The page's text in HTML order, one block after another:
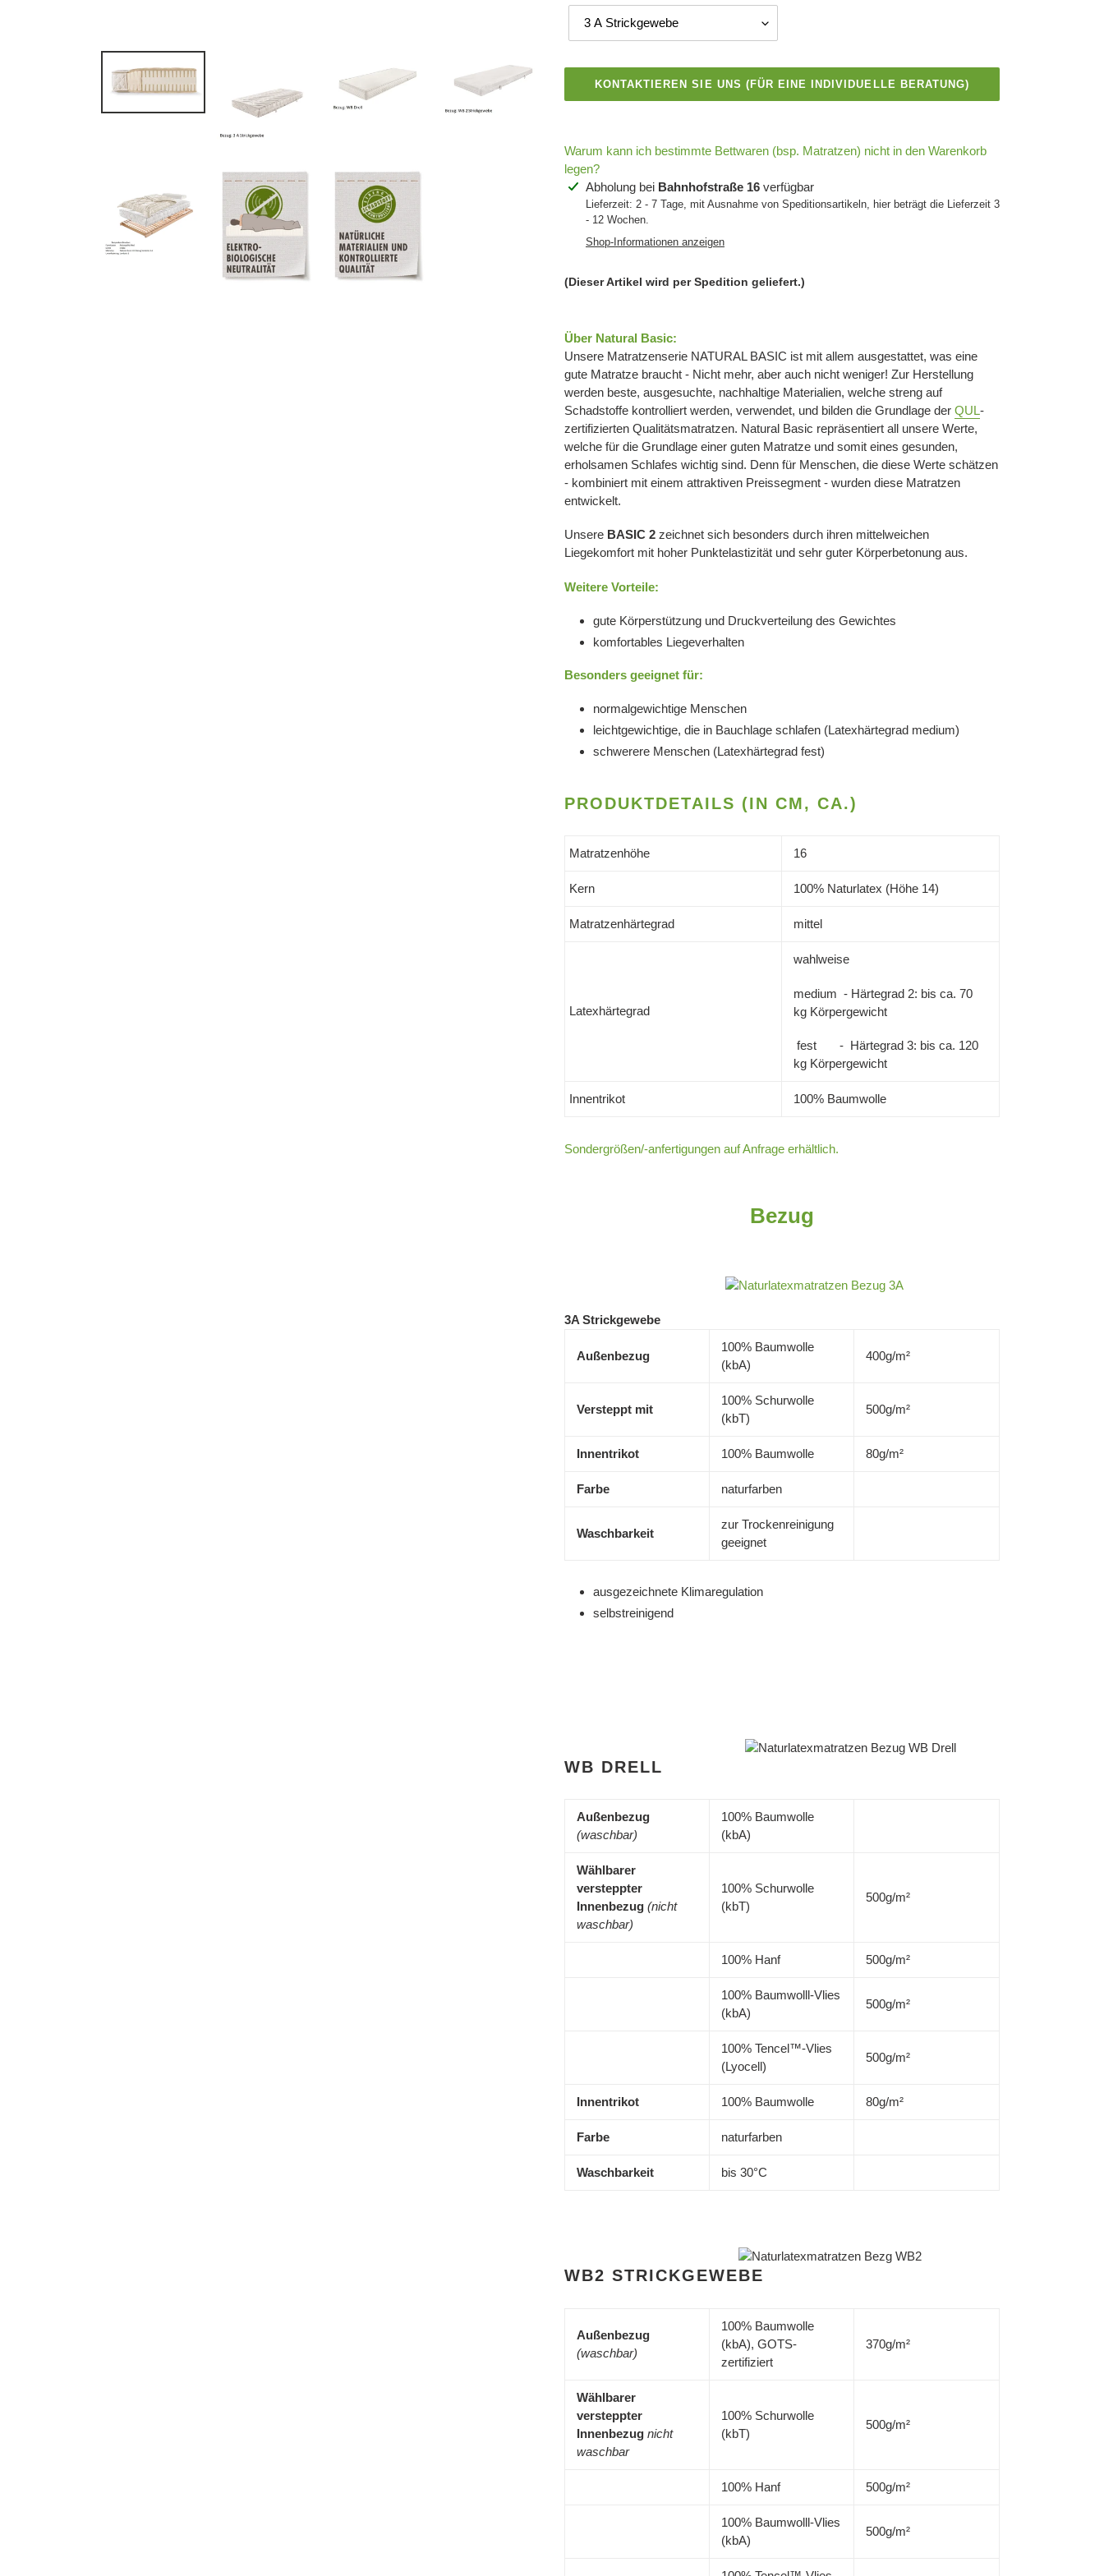
KONTAKTIEREN SIE UNS (FÜR EINE INDIVIDUELLE BERATUNG)
Warum kann ich bestimmte Bettwaren (bsp. Matratzen) nicht in den Warenkorb
legen?
IN DEN
WARENKORB
LEGEN
Produkt
zum
Warenkorb
Abholung bei Bahnhofstraße 16 verfügbar
Lieferzeit: 2 - 7 Tage, mit Ausnahme von Speditionsartikeln, hier beträgt die Lieferzeit 3
- 12 Wochen.
Shop-Informationen anzeigen
(Dieser Artikel wird per Spedition geliefert.)
Über Natural Basic:
Unsere Matratzenserie NATURAL BASIC ist mit allem ausgestattet, was eine
gute Matratze braucht - Nicht mehr, aber auch nicht weniger! Zur Herstellung
werden beste, ausgesuchte, nachhaltige Materialien, welche streng auf
Schadstoffe kontrolliert werden, verwendet, und bilden die Grundlage der QUL-
zertifizierten Qualitätsmatratzen. Natural Basic repräsentiert all unsere Werte,
welche für die Grundlage einer guten Matratze und somit eines gesunden,
erholsamen Schlafes wichtig sind. Denn für Menschen, die diese Werte schätzen
- kombiniert mit einem attraktiven Preissegment - wurden diese Matratzen
entwickelt.
Unsere BASIC 2 zeichnet sich besonders durch ihren mittelweichen
Liegekomfort mit hoher Punktelastizität und sehr guter Körperbetonung aus.
Weitere Vorteile:
gute Körperstützung und Druckverteilung des Gewichtes
komfortables Liegeverhalten
Besonders geeignet für:
normalgewichtige Menschen
leichtgewichtige, die in Bauchlage schlafen (Latexhärtegrad medium)
schwerere Menschen (Latexhärtegrad fest)
PRODUKTDETAILS (IN CM, CA.)
Matratzenhöhe 16
Kern 100% Naturlatex (Höhe 14)
Matratzenhärtegrad mittel
Latexhärtegrad
wahlweise
medium - Härtegrad 2: bis ca. 70
kg Körpergewicht
fest - Härtegrad 3: bis ca. 120
kg Körpergewicht
Innentrikot 100% Baumwolle
Sondergrößen/-anfertigungen auf Anfrage erhältlich.
Bezug
3A Strickgewebe
Außenbezug
100% Baumwolle
(kbA)
400g/m²
Versteppt mit
100% Schurwolle
(kbT)
500g/m²
Innentrikot 100% Baumwolle 80g/m²
Farbe naturfarben
Waschbarkeit
zur Trockenreinigung
geeignet
ausgezeichnete Klimaregulation
selbstreinigend
WB DRELL
Außenbezug
(waschbar)
100% Baumwolle
(kbA)
Wählbarer
versteppter
Innenbezug (nicht
waschbar)
100% Schurwolle
(kbT)
500g/m²
100% Hanf 500g/m²
100% Baumwolll-Vlies
(kbA)
500g/m²
100% Tencel™-Vlies
(Lyocell)
500g/m²
Innentrikot 100% Baumwolle 80g/m²
Farbe naturfarben
Waschbarkeit bis 30°C
WB2 STRICKGEWEBE
Außenbezug
(waschbar)
100% Baumwolle
(kbA), GOTS-
zertifiziert
370g/m²
Wählbarer
versteppter
Innenbezug nicht
waschbar
100% Schurwolle
(kbT)
500g/m²
100% Hanf 500g/m²
100% Baumwolll-Vlies
(kbA)
500g/m²